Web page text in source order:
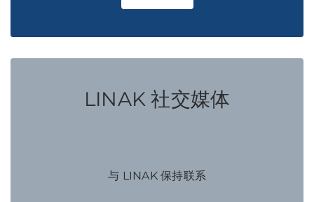
LINAK 社交媒体
与 LINAK 保持联系